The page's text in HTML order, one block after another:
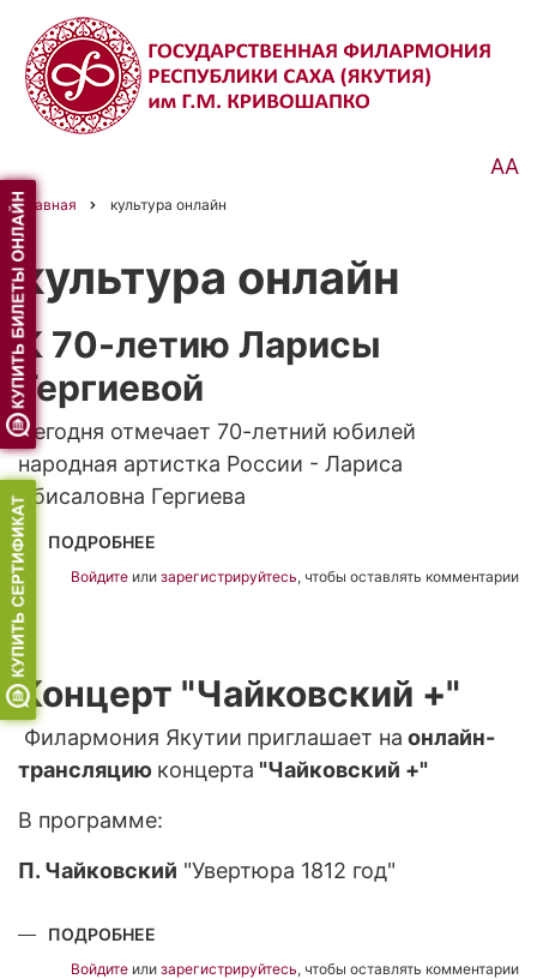
Перейти
основному
содержанию
АА
Строка
навигации
Главная культура онлайн
культура онлайн
К 70-летию Ларисы
Гергиевой
Сегодня отмечает 70-летний юбилей
народная артистка России - Лариса
Абисаловна Гергиева
ПОДРОБНЕЕ
70-
ЛЕТИЮ
Войдите или зарегистрируйтесь, чтобы оставлять комментарии
Концерт "Чайковский +"
Филармония Якутии приглашает на онлайн-
трансляцию концерта "Чайковский +"
В программе:
П. Чайковский "Увертюра 1812 год"
ПОДРОБНЕЕ
"ЧАЙКОВСКИЙ
Войдите или зарегистрируйтесь, чтобы оставлять комментарии